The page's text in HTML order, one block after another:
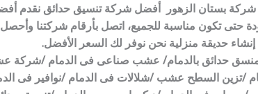
بستان الزهور أفضل شركة تنسيق حدائق نقدم
حتى تكون مناسبة للجميع، اتصل بأرقام شركتنا
حديقة منزلية نحن نوفر لك السعر الأفضل.
/ منسق حدائق بالدمام/ عشب صناعى فى الدمام /
/تزين السطح عشب /شلالات فى الدمام /نوافير فى